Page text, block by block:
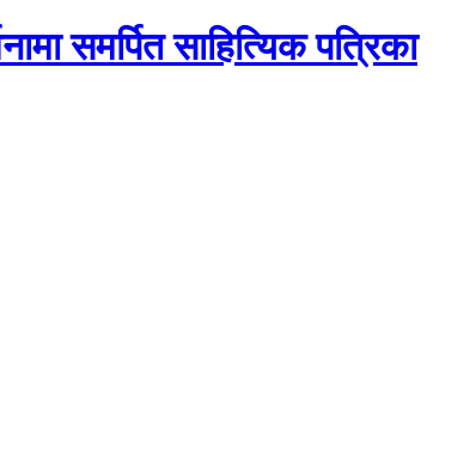
समर्पित साहित्यिक पत्रिका